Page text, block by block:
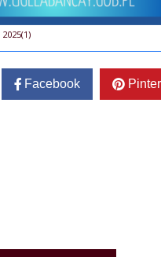
Facebook